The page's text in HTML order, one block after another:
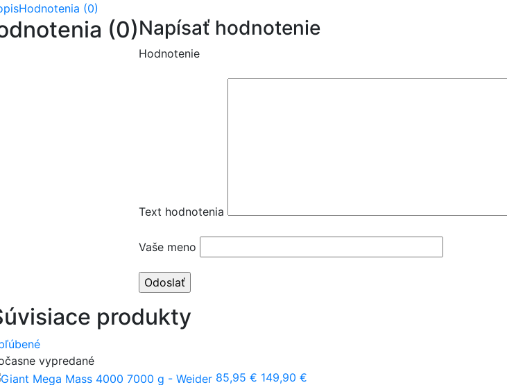
Hodnotenia (0)
(0)Napísať hodnotenie
Hodnotenie
Text hodnotenia
Vaše meno
produkty
vypredané
85,95 € 149,90 €